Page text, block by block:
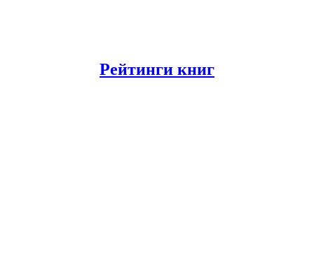
Рейтинги книг